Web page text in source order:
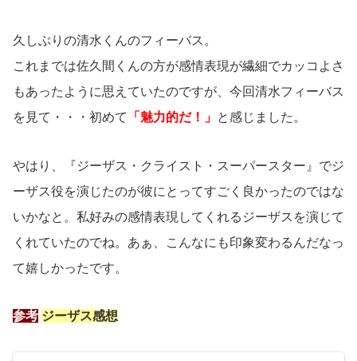
久しぶりの清水くんのフィーバス。
これまでは佐久間くんの方が感情表現が繊細でカッコよさ
もあったように思えていたのですが、今回清水フィーバス
を見て・・・初めて
「魅力的だ！」 と感じました。
やはり、『ジーザス・クライスト・スーパースター』でジ
ーザス役を演じたのが彼にとってすごく良かったのではな
いかなと。私好みの感情表現してくれるジーザスを演じて
くれていたのでね。あぁ、こんなにも印象変わるんだなっ
て嬉しかったです。
参考 ジーザス感想